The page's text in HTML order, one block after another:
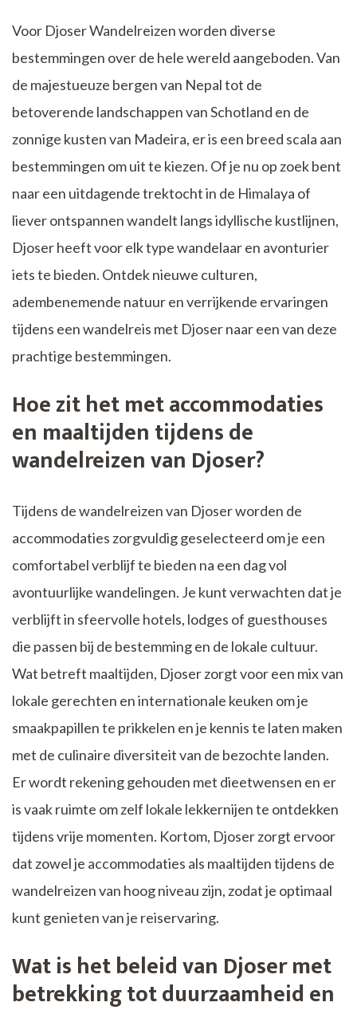
Voor Djoser Wandelreizen worden diverse
bestemmingen over de hele wereld aangeboden. Van
de majestueuze bergen van Nepal tot de
betoverende landschappen van Schotland en de
zonnige kusten van Madeira, er is een breed scala aan
bestemmingen om uit te kiezen. Of je nu op zoek bent
naar een uitdagende trektocht in de Himalaya of
liever ontspannen wandelt langs idyllische kustlijnen,
Djoser heeft voor elk type wandelaar en avonturier
iets te bieden. Ontdek nieuwe culturen,
adembenemende natuur en verrijkende ervaringen
tijdens een wandelreis met Djoser naar een van deze
prachtige bestemmingen.
Hoe zit het met accommodaties
en maaltijden tijdens de
wandelreizen van Djoser?
Tijdens de wandelreizen van Djoser worden de
accommodaties zorgvuldig geselecteerd om je een
comfortabel verblijf te bieden na een dag vol
avontuurlijke wandelingen. Je kunt verwachten dat je
verblijft in sfeervolle hotels, lodges of guesthouses
die passen bij de bestemming en de lokale cultuur.
Wat betreft maaltijden, Djoser zorgt voor een mix van
lokale gerechten en internationale keuken om je
smaakpapillen te prikkelen en je kennis te laten maken
met de culinaire diversiteit van de bezochte landen.
Er wordt rekening gehouden met dieetwensen en er
is vaak ruimte om zelf lokale lekkernijen te ontdekken
tijdens vrije momenten. Kortom, Djoser zorgt ervoor
dat zowel je accommodaties als maaltijden tijdens de
wandelreizen van hoog niveau zijn, zodat je optimaal
kunt genieten van je reiservaring.
Wat is het beleid van Djoser met
betrekking tot duurzaamheid en